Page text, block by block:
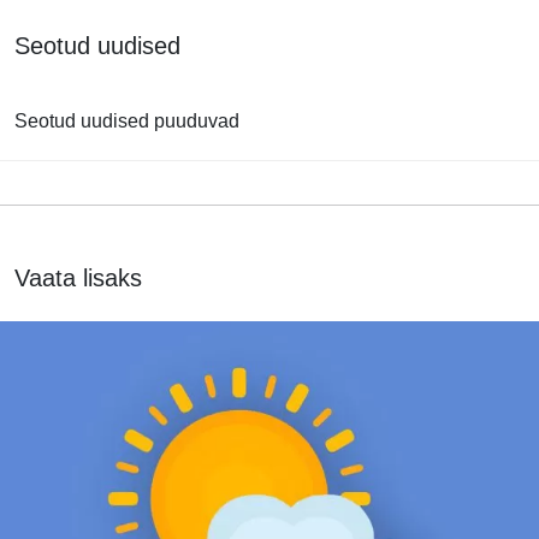
Seotud uudised
Seotud uudised puuduvad
Vaata lisaks